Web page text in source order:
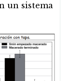
un sistema